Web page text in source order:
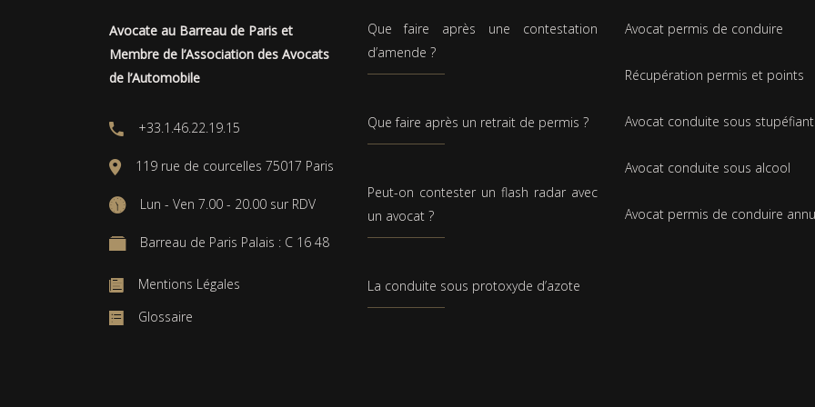
Avocate au Barreau de Paris et
Membre de l’Association des Avocats
de l’Automobile
+33.1.46.22.19.15
119 rue de courcelles 75017 Paris
Lun - Ven 7.00 - 20.00 sur RDV
Barreau de Paris Palais : C 16 48
Mentions Légales
Glossaire
Que faire après une contestation
d’amende ?
Que faire après un retrait de permis ?
Peut-on contester un flash radar avec
un avocat ?
La conduite sous protoxyde d’azote
Avocat permis de conduire
Récupération permis et points
Avocat conduite sous
Avocat conduite sous alcool
Avocat permis de conduire